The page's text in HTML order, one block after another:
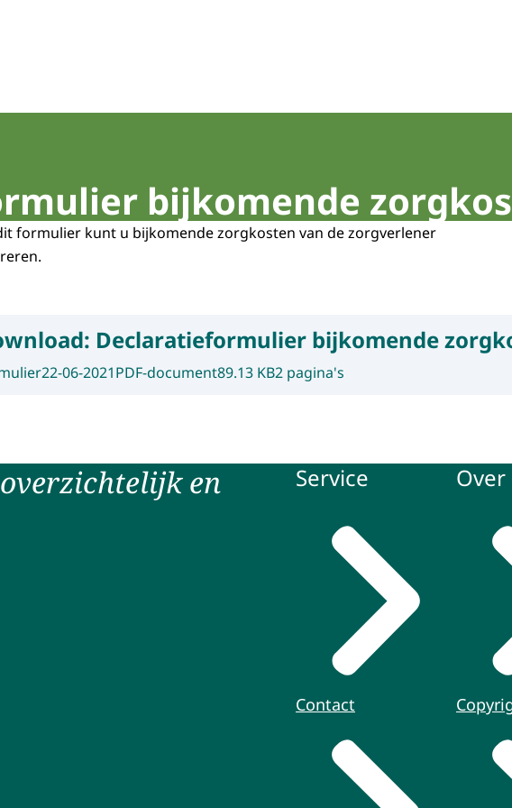
bijkomende
formulier kunt u bijkomende zorgkosten van de zorgverlener
Declaratieformulier bijkomende
22-06-2021PDF-document89.13 KB2 pagina's
en
Service
Contact
Over